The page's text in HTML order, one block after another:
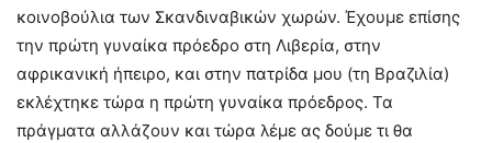
κοινοβούλια των Σκανδιναβικών χωρών. Έχουμε επίσης
την πρώτη γυναίκα πρόεδρο στη Λιβερία, στην
αφρικανική ήπειρο, και στην πατρίδα μου (τη Βραζιλία)
εκλέχτηκε τώρα η πρώτη γυναίκα πρόεδρος. Τα
πράγματα αλλάζουν και τώρα λέμε ας δούμε τι θα